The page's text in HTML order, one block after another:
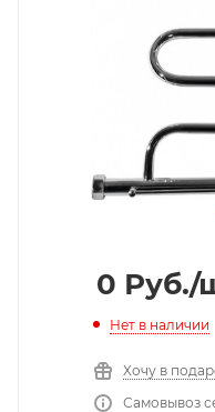
0 Руб./
Нет в наличии
Хочу в
Самовывоз